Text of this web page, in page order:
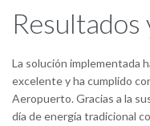
Resultados
La solución implementada
excelente y ha cumplido
Aeropuerto. Gracias a la
día de energía tradicional